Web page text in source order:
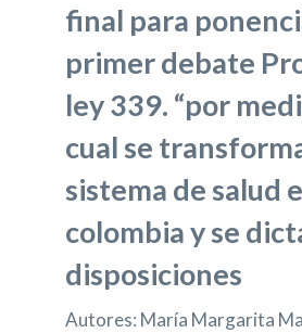
final para
primer debate
ley 339. “por
cual se
sistema de salud
colombia y se
disposiciones
Autores: María Margarita